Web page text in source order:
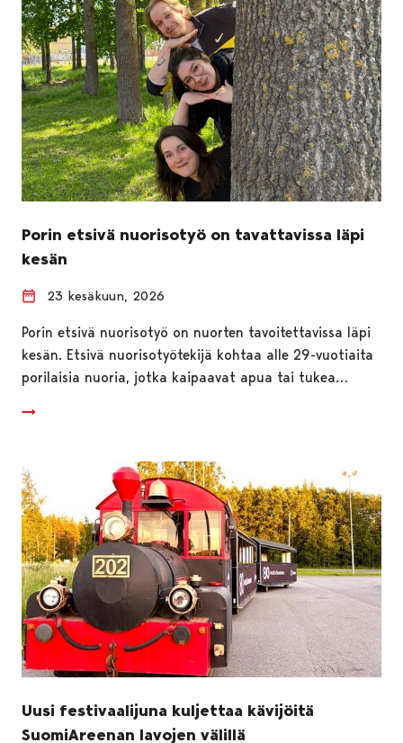
Porin etsivä nuorisotyö on tavattavissa läpi
kesän
23 kesäkuun, 2026
Porin etsivä nuorisotyö on nuorten tavoitettavissa läpi
kesän. Etsivä nuorisotyötekijä kohtaa alle 29-vuotiaita
porilaisia nuoria, jotka kaipaavat apua tai tukea…
Uusi festivaalijuna kuljettaa kävijöitä
SuomiAreenan lavojen välillä